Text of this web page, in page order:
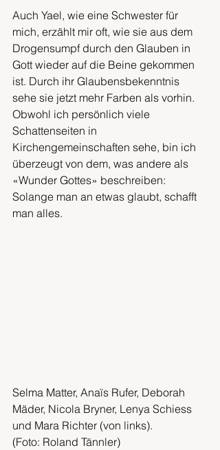
Auch Yael, wie eine Schwester für
mich, erzählt mir oft, wie sie aus dem
Drogensumpf durch den Glauben in
Gott wieder auf die Beine gekommen
ist. Durch ihr Glaubensbekenntnis
sehe sie jetzt mehr Farben als vorhin.
Obwohl ich persönlich viele
Schattenseiten in
Kirchengemeinschaften sehe, bin ich
überzeugt von dem, was andere als
«Wunder Gottes» beschreiben:
Solange man an etwas glaubt, schafft
man alles.
Selma Matter, Anaïs Rufer, Deborah
Mäder, Nicola Bryner, Lenya Schiess
und Mara Richter (von links).
(Foto: Roland Tännler)